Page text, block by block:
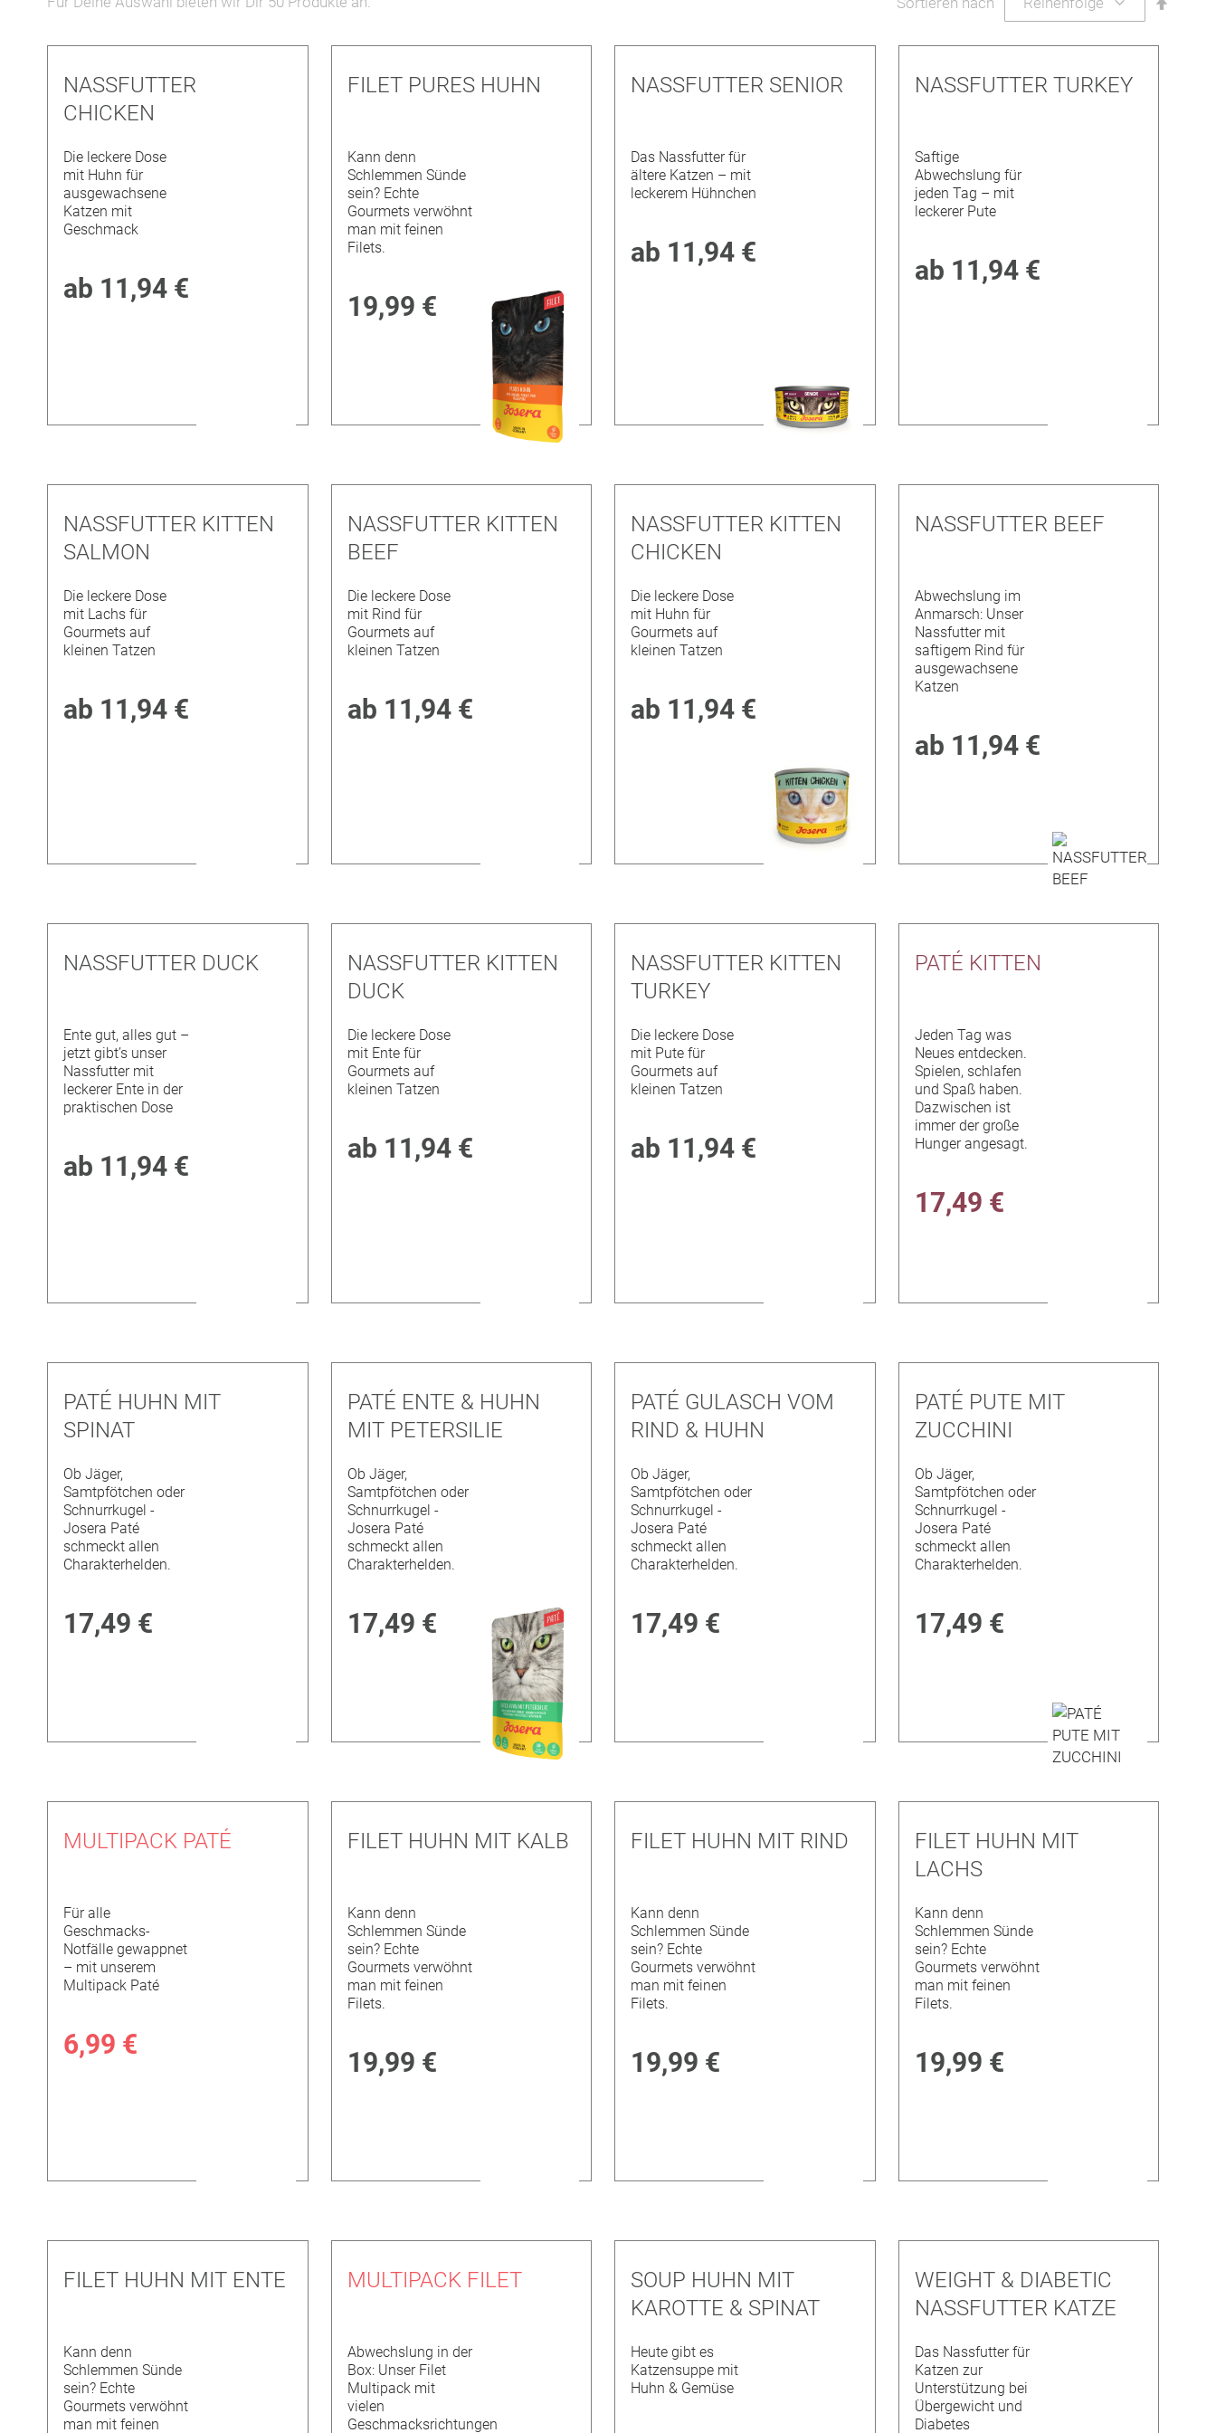
NASSFUTTER
CHICKEN
Die leckere Dose
mit Huhn für
ausgewachsene
Katzen mit
Geschmack
ab 11,94 €
FILET PURES HUHN
Kann denn
Schlemmen Sünde
sein? Echte
Gourmets verwöhnt
man mit feinen
Filets.
19,99 €
NASSFUTTER SENIOR
Das Nassfutter für
ältere Katzen – mit
leckerem Hühnchen
ab 11,94 €
NASSFUTTER TURKEY
Saftige
Abwechslung für
jeden Tag – mit
leckerer Pute
ab 11,94 €
NASSFUTTER KITTEN
SALMON
Die leckere Dose
mit Lachs für
Gourmets auf
kleinen Tatzen
ab 11,94 €
NASSFUTTER KITTEN
BEEF
Die leckere Dose
mit Rind für
Gourmets auf
kleinen Tatzen
ab 11,94 €
NASSFUTTER KITTEN
CHICKEN
Die leckere Dose
mit Huhn für
Gourmets auf
kleinen Tatzen
ab 11,94 €
NASSFUTTER BEEF
Abwechslung im
Anmarsch: Unser
Nassfutter mit
saftigem Rind für
ausgewachsene
Katzen
ab 11,94 €
NASSFUTTER DUCK
Ente gut, alles gut –
jetzt gibt’s unser
Nassfutter mit
leckerer Ente in der
praktischen Dose
ab 11,94 €
NASSFUTTER KITTEN
DUCK
Die leckere Dose
mit Ente für
Gourmets auf
kleinen Tatzen
ab 11,94 €
NASSFUTTER KITTEN
TURKEY
Die leckere Dose
mit Pute für
Gourmets auf
kleinen Tatzen
ab 11,94 €
PATÉ KITTEN
Jeden Tag was
Neues entdecken.
Spielen, schlafen
und Spaß haben.
Dazwischen ist
immer der große
Hunger angesagt.
17,49 €
PATÉ HUHN MIT
SPINAT
Ob Jäger,
Samtpfötchen oder
Schnurrkugel -
Josera Paté
schmeckt allen
Charakterhelden.
17,49 €
PATÉ ENTE & HUHN
MIT PETERSILIE
Ob Jäger,
Samtpfötchen oder
Schnurrkugel -
Josera Paté
schmeckt allen
Charakterhelden.
17,49 €
PATÉ GULASCH VOM
RIND & HUHN
Ob Jäger,
Samtpfötchen oder
Schnurrkugel -
Josera Paté
schmeckt allen
Charakterhelden.
17,49 €
PATÉ PUTE MIT
ZUCCHINI
Ob Jäger,
Samtpfötchen oder
Schnurrkugel -
Josera Paté
schmeckt allen
Charakterhelden.
17,49 €
MULTIPACK PATÉ
Für alle
Geschmacks-
Notfälle gewappnet
– mit unserem
Multipack Paté
6,99 €
FILET HUHN MIT KALB
Kann denn
Schlemmen Sünde
sein? Echte
Gourmets verwöhnt
man mit feinen
Filets.
19,99 €
FILET HUHN MIT RIND
Kann denn
Schlemmen Sünde
sein? Echte
Gourmets verwöhnt
man mit feinen
Filets.
19,99 €
FILET HUHN MIT
LACHS
Kann denn
Schlemmen Sünde
sein? Echte
Gourmets verwöhnt
man mit feinen
Filets.
19,99 €
FILET HUHN MIT ENTE
Kann denn
Schlemmen Sünde
sein? Echte
Gourmets verwöhnt
man mit feinen
MULTIPACK FILET
Abwechslung in der
Box: Unser Filet
Multipack mit
vielen
Geschmacksrichtungen
SOUP HUHN MIT
KAROTTE & SPINAT
Heute gibt es
Katzensuppe mit
Huhn & Gemüse
WEIGHT & DIABETIC
NASSFUTTER KATZE
Das Nassfutter für
Katzen zur
Unterstützung bei
Übergewicht und
Diabetes